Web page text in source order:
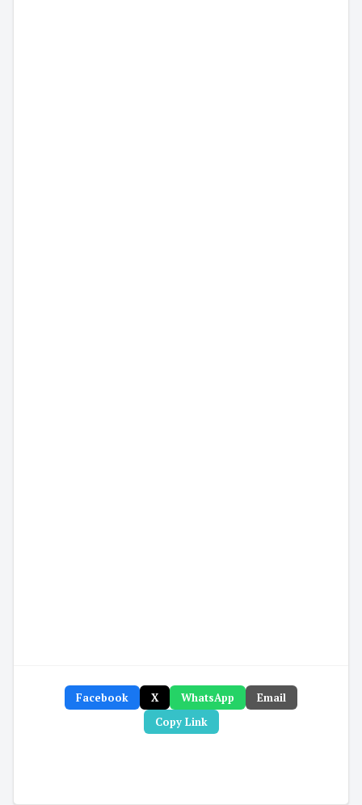
Facebook X WhatsApp
Email
Copy Link